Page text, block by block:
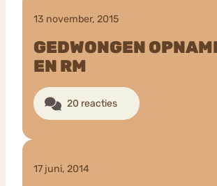
13 november, 2015
GEDWONGEN
EN RM
20 reacties
17 juni, 2014